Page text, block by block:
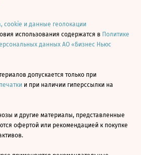
cookie и данные геолокации
использования содержатся в Политике
данных АО «Бизнес Ньюс
допускается только при
и при наличии гиперссылки на
и другие материалы, представленные
офертой или рекомендацией к покупке